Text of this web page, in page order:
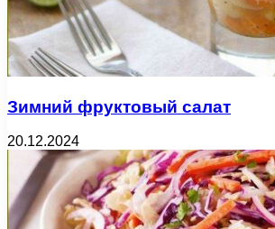
Зимний фруктовый салат
20.12.2024